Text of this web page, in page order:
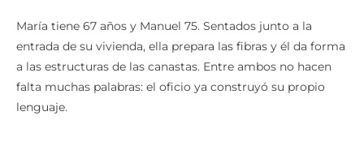
María tiene 67 años y Manuel 75. Sentados junto a la
entrada de su vivienda, ella prepara las fibras y él da forma
a las estructuras de las canastas. Entre ambos no hacen
falta muchas palabras: el oficio ya construyó su propio
lenguaje.